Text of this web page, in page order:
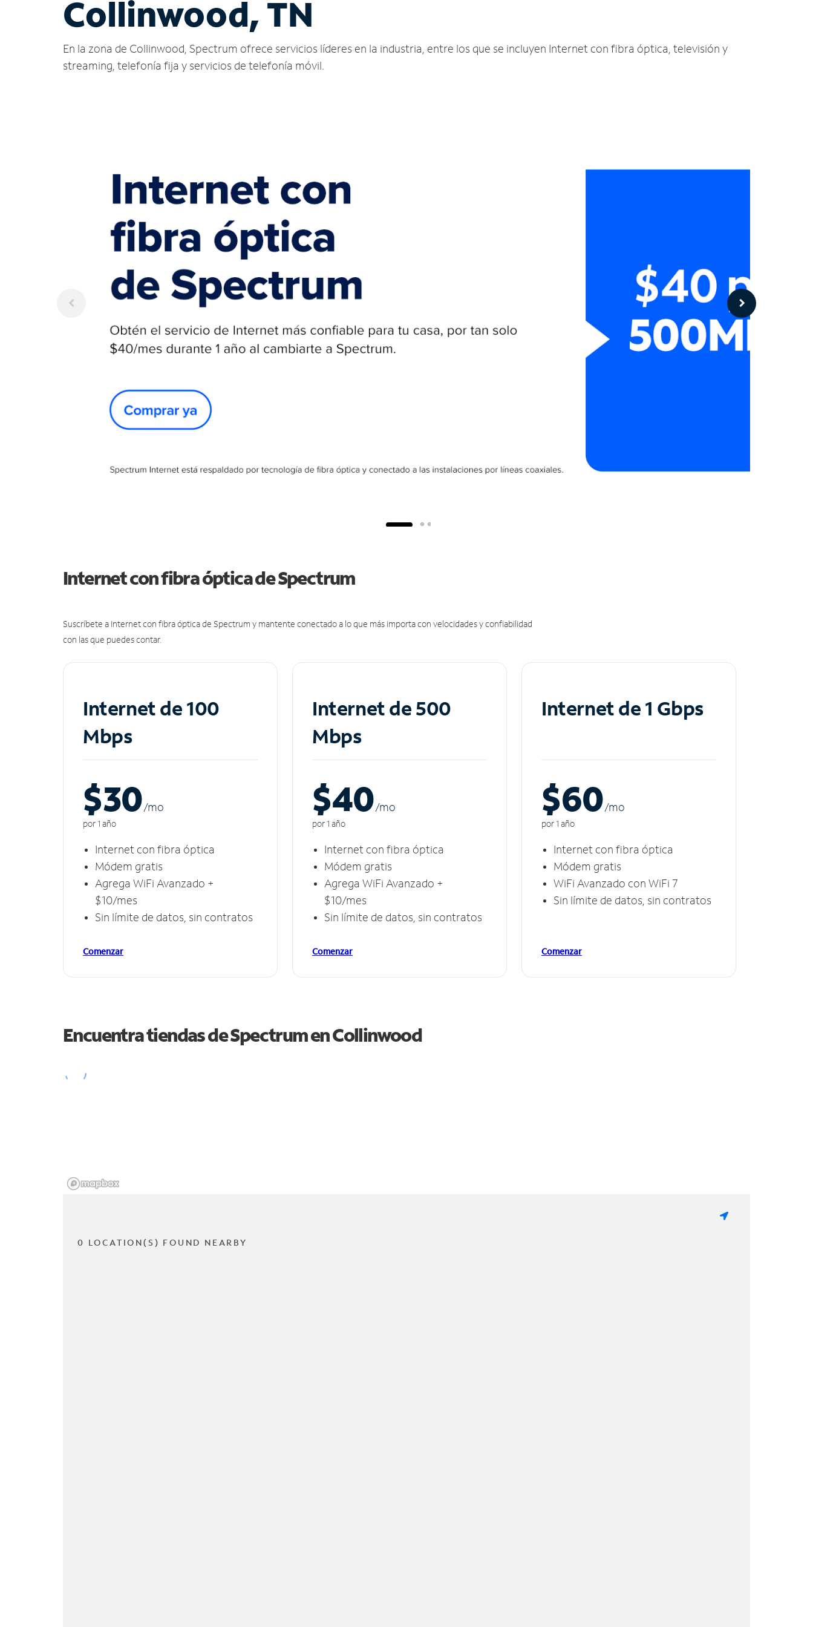
Collinwood, TN
En la zona de Collinwood, Spectrum ofrece servicios líderes en la industria, entre los que se incluyen Internet con fibra óptica, televisión y
streaming, telefonía fija y servicios de telefonía móvil.
Internet con fibra óptica de Spectrum
Suscríbete a Internet con fibra óptica de Spectrum y mantente conectado a lo que más importa con velocidades y confiabilidad
con las que puedes contar.
Internet de 100
Mbps
$30/mo
por 1 año
Internet con fibra óptica
Módem gratis
Agrega WiFi Avanzado +
$10/mes
Sin límite de datos, sin contratos
Comenzar
Internet de 500
Mbps
$40/mo
por 1 año
Internet con fibra óptica
Módem gratis
Agrega WiFi Avanzado +
$10/mes
Sin límite de datos, sin contratos
Comenzar
Internet de 1 Gbps
$60/mo
por 1 año
Internet con fibra óptica
Módem gratis
WiFi Avanzado con WiFi 7
Sin límite de datos, sin contratos
Comenzar
Encuentra tiendas de Spectrum enCollinwood
0 LOCATION(S) FOUND NEARBY